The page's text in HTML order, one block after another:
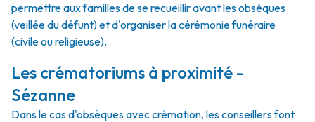
permettre aux familles de se recueillir avant les obsèques
(veillée du défunt) et d'organiser la cérémonie funéraire
(civile ou religieuse).
Les crématoriums à proximité -
Sézanne
Dans le cas d'obsèques avec crémation, les conseillers font